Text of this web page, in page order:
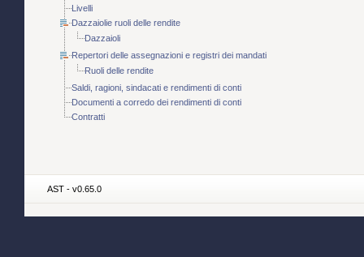
Livelli
Dazzaiolie ruoli delle rendite
Dazzaioli
Repertori delle assegnazioni e registri dei mandati
Ruoli delle rendite
Saldi, ragioni, sindacati e rendimenti di conti
Documenti a corredo dei rendimenti di conti
Contratti
AST - v0.65.0